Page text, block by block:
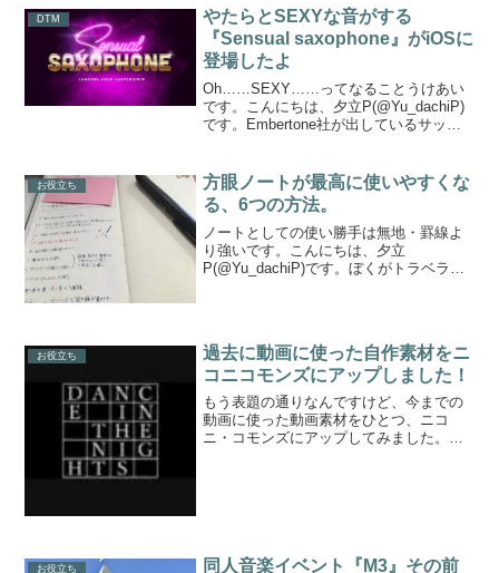
DTM
やたらとSEXYな音がする
『Sensual saxophone』がiOSに
登場したよ
Oh……SEXY……ってなることうけあい
です。こんにちは、夕立P(@Yu_dachiP)
です。Embertone社が出しているサック
YouTube動画をご覧く...
お役立ち
方眼ノートが最高に使いやすくな
る、6つの方法。
ノートとしての使い勝手は無地・罫線よ
り強いです。こんにちは、夕立
P(@Yu_dachiP)です。ぼくがトラベラー
お役立ち
過去に動画に使った自作素材をニ
コニコモンズにアップしました！
もう表題の通りなんですけど、今までの
動画に使った動画素材をひとつ、ニコ
ニ・コモンズにアップしてみました。
お役立ち
同人音楽イベント『M3』その前